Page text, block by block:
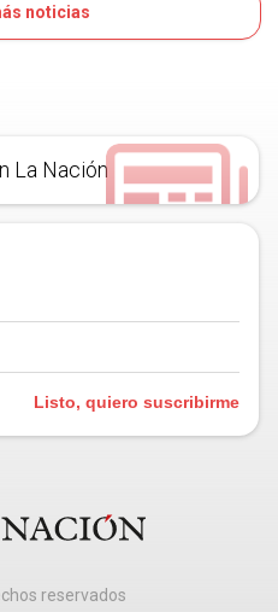
noticias
La Nación
Listo, quiero suscribirme
reservados